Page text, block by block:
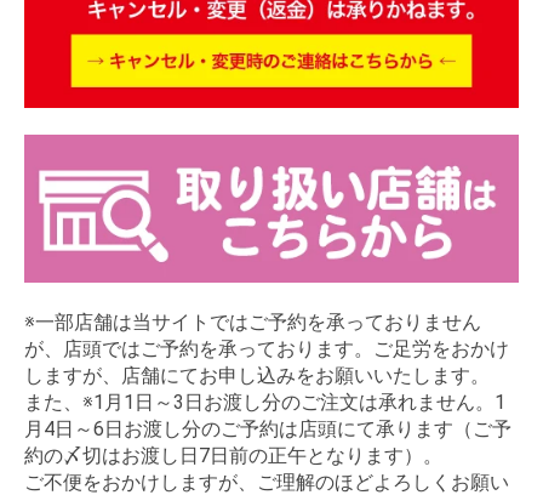
※一部店舗は当サイトではご予約を承っておりません
が、店頭ではご予約を承っております。ご足労をおかけ
しますが、店舗にてお申し込みをお願いいたします。
また、※1月1日～3日お渡し分のご注文は承れません。1
月4日～6日お渡し分のご予約は店頭にて承ります（ご予
約の〆切はお渡し日7日前の正午となります）。
ご不便をおかけしますが、ご理解のほどよろしくお願い